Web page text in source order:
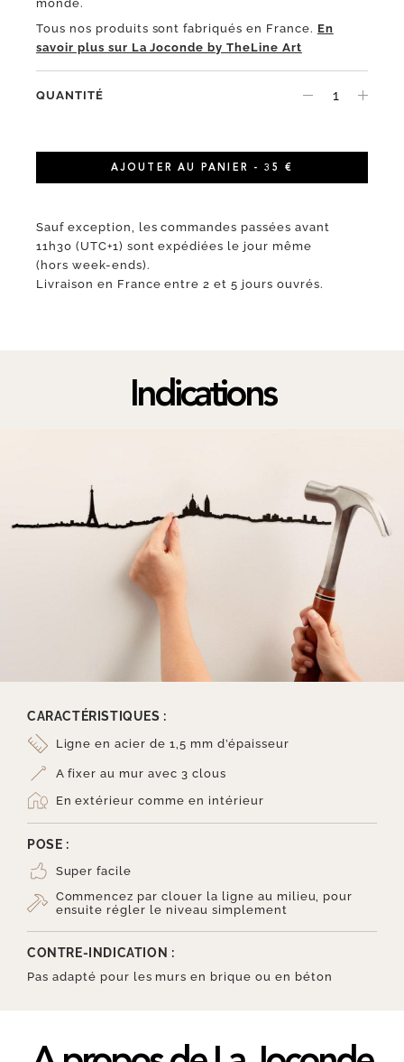
monde.
Tous nos produits sont fabriqués en France. En
savoir plus sur La Joconde by TheLine Art
QUANTITÉ
AJOUTER AU PANIER - 35 €
Sauf exception, les commandes passées avant
11h30 (UTC+1) sont expédiées le jour même
(hors week-ends).
Livraison en France entre 2 et 5 jours ouvrés.
Indications
CARACTÉRISTIQUES :
Ligne en acier de 1,5 mm d’épaisseur
A fixer au mur avec 3 clous
En extérieur comme en intérieur
POSE :
Super facile
Commencez par clouer la ligne au milieu, pour
ensuite régler le niveau simplement
CONTRE-INDICATION :
Pas adapté pour les murs en brique ou en béton